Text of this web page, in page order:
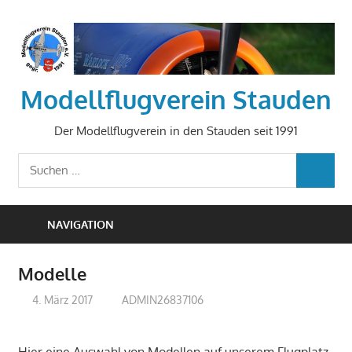
springen
Modellflugverein Stauden
Der Modellflugverein in den Stauden seit 1991
Suchen
NAVIGATION
Modelle
4. März 2017 ADMIN26837106